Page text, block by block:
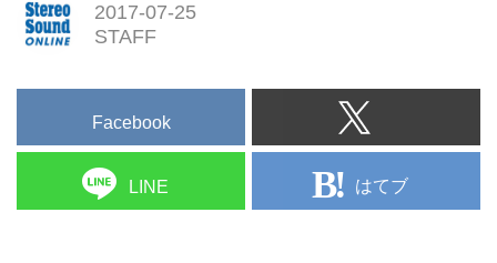
2017-07-25
STAFF
Facebook
LINE はてブ